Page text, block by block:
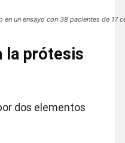
un ensayo con 38 pacientes de
la prótesis
dos elementos